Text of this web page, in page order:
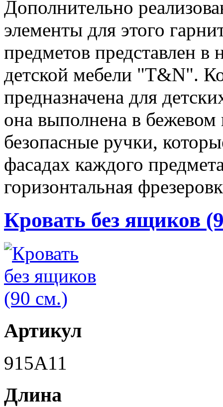
Дополнительно
элементы для этого
предметов представлен
детской мебели "T&N".
предназначена для
она выполнена в
безопасные ручки,
фасадах каждого
горизонтальная
Кровать без ящиков
Артикул
915A11
Длина